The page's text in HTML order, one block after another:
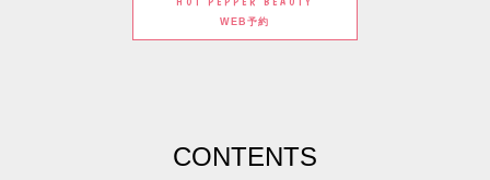
WEB予約
CONTENTS